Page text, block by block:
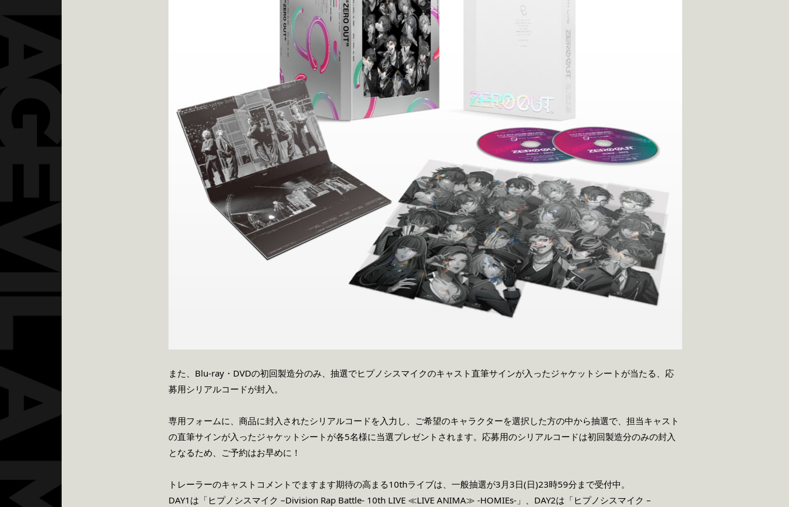
また、Blu-ray・DVDの初回製造分のみ、抽選でヒプノシスマイクのキャスト直筆サインが入ったジャケットシートが当たる、応
募用シリアルコードが封入。
専用フォームに、商品に封入されたシリアルコードを入力し、ご希望のキャラクターを選択した方の中から抽選で、担当キャスト
の直筆サインが入ったジャケットシートが各5名様に当選プレゼントされます。応募用のシリアルコードは初回製造分のみの封入
となるため、ご予約はお早めに！
トレーラーのキャストコメントでますます期待の高まる10thライブは、一般抽選が3月3日(日)23時59分まで受付中。
DAY1は「ヒプノシスマイク –Division Rap Battle- 10th LIVE ≪LIVE ANIMA≫ -HOMIEs-」、DAY2は「ヒプノシスマイク –